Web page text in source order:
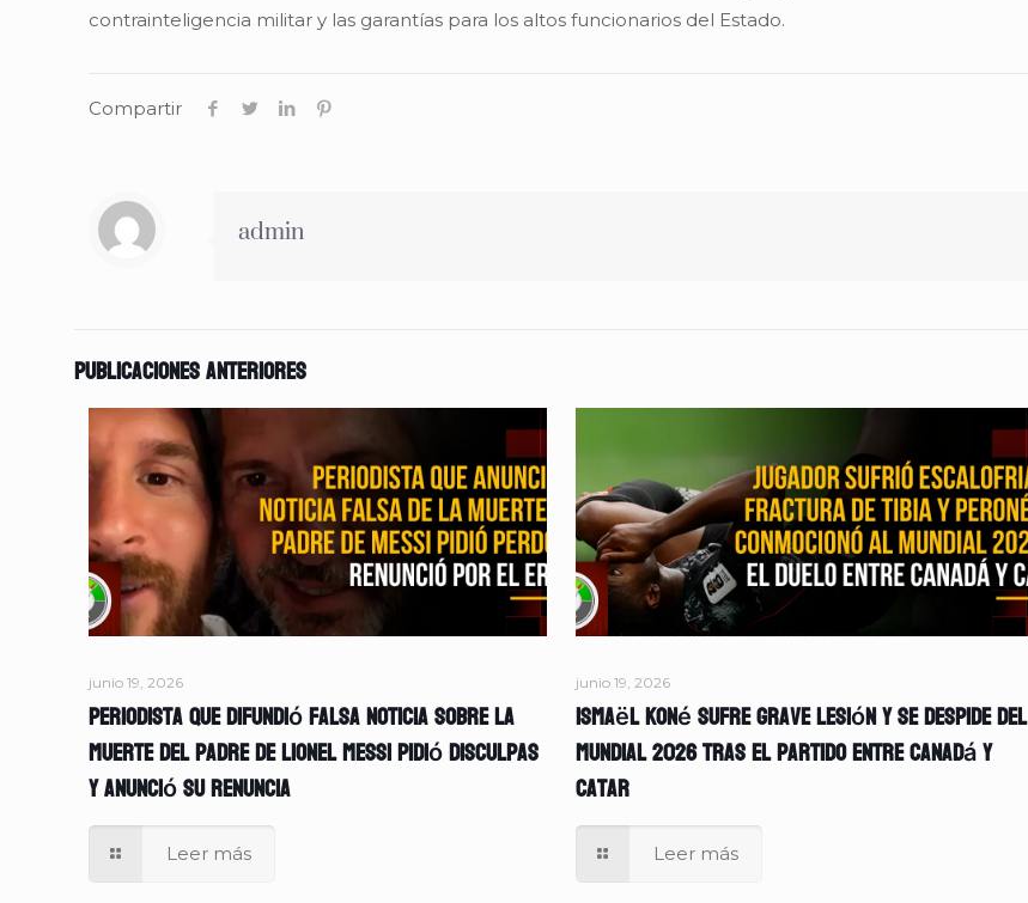
contrainteligencia militar y las garantías para los altos funcionarios del Estado.
Compartir
admin
Publicaciones anteriores
junio 19, 2026
Periodista que difundió falsa noticia sobre la
muerte del padre de Lionel Messi pidió disculpas
y anunció su renuncia
Leer más
junio 19, 2026
Ismaël Koné sufre grave lesión y se despide del
Mundial 2026 tras el partido entre Canadá y
Catar
Leer más